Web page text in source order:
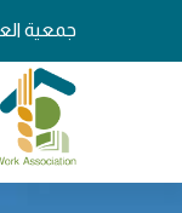
جمعية